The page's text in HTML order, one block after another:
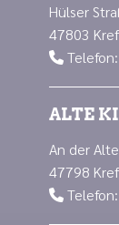
Hülser
47803

ALTE
An der
47798
